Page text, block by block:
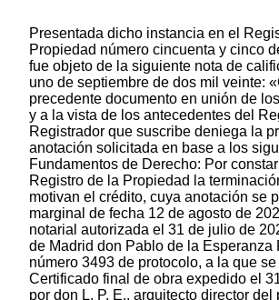
Presentada dicho instancia en el
Propiedad número cincuenta y cinco
fue objeto de la siguiente nota de
uno de septiembre de dos mil veinte:
precedente documento en unión de
y a la vista de los antecedentes del
Registrador que suscribe deniega la
anotación solicitada en base a los
Fundamentos de Derecho: Por
Registro de la Propiedad la
motivan el crédito, cuya anotación se
marginal de fecha 12 de agosto de
notarial autorizada el 31 de julio de
de Madrid don Pablo de la Esperanza
número 3493 de protocolo, a la que
Certificado final de obra expedido el
por don L. P. E., arquitecto director del